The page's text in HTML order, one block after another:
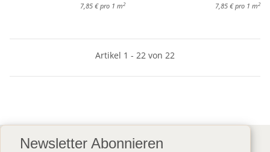
7,85 € pro 1 m 2 7,85 € pro 1 m 2
Artikel 1 - 22 von 22
Newsletter Abonnieren